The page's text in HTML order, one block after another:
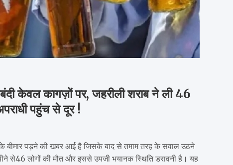
कागज़ों पर, जहरीली शराब ने ली 46
पहुंच से दूर !
बीमार पड़ने की खबर आई है जिसके बाद से तमाम तरह के सवाल उठने
से46 लोगों की मौत और इससे उपजी भयानक स्थिति डरावनी है। यह